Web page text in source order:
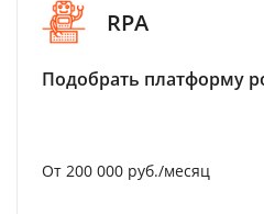
RPA
Подобрать платформу
От 200 000 руб./месяц